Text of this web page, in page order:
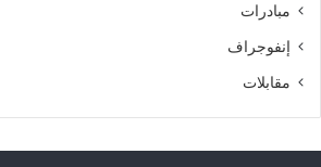
مبادرات
إنفوجراف
مقابلات